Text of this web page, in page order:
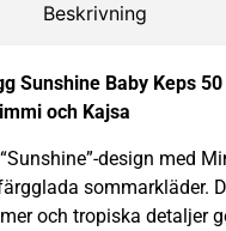
Beskrivning
Sunshine Baby Keps
och Kajsa
design med
sommarkläder.
och tropiska detaljer